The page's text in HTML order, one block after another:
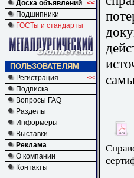
Доска объявлений <<
Подшипники
ГОСТы и стандарты
ПОЛЬЗОВАТЕЛЯМ
Регистрация
<<
Подписка
Вопросы FAQ
Разделы
Информеры
Выставки
Реклама
О компании
Контакты